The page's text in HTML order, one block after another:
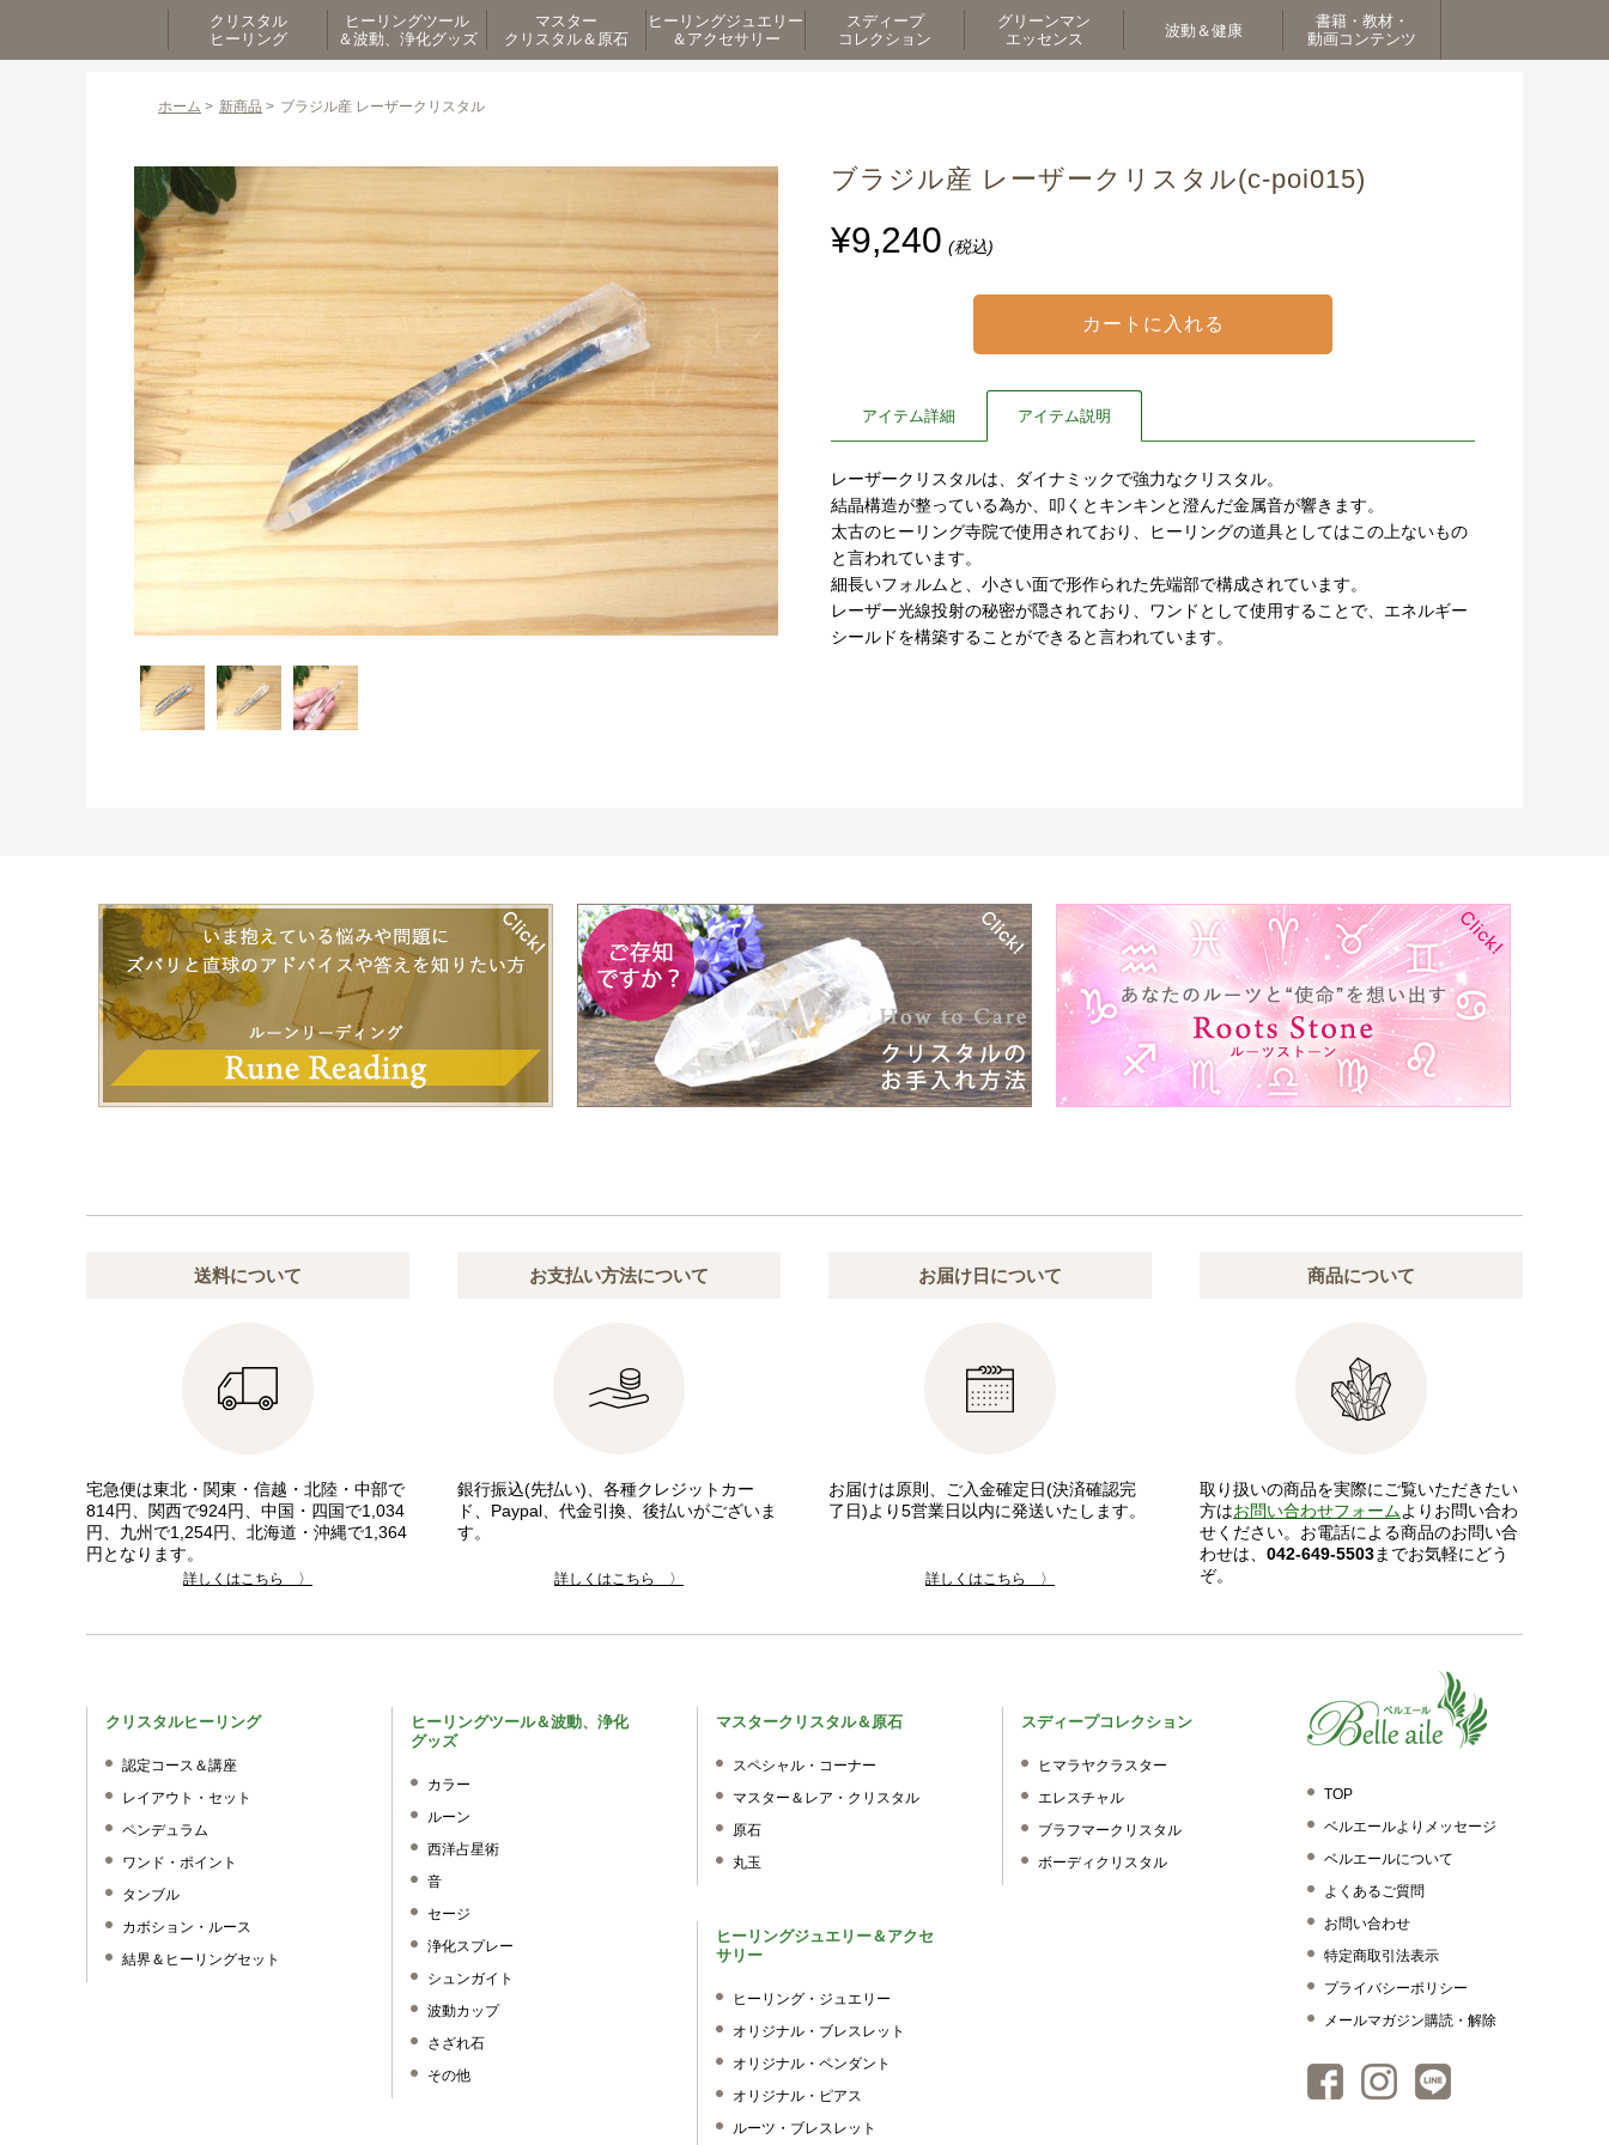
クリスタル
ヒーリング
ヒーリングツール
＆波動、浄化グッズ
マスター
クリスタル＆原石
ヒーリングジュエリー
＆アクセサリー
スディープ
コレクション
グリーンマン
エッセンス
波動＆健康
書籍・教材・
動画コンテンツ
ホーム > 新商品 > ブラジル産 レーザークリスタル
ブラジル産 レーザークリスタル(c-poi015)
¥9,240 (税込)
アイテム詳細 アイテム説明
レーザークリスタルは、ダイナミックで強力なクリスタル。
結晶構造が整っている為か、叩くとキンキンと澄んだ金属音が響きます。
太古のヒーリング寺院で使用されており、ヒーリングの道具としてはこの上ないもの
と言われています。
細長いフォルムと、小さい面で形作られた先端部で構成されています。
レーザー光線投射の秘密が隠されており、ワンドとして使用することで、エネルギー
シールドを構築することができると言われています。
送料について
宅急便は東北・関東・信越・北陸・中部で
814円、関西で924円、中国・四国で1,034
円、九州で1,254円、北海道・沖縄で1,364
円となります。
詳しくはこちら 〉
お支払い方法について
銀行振込(先払い)、各種クレジットカー
ド、Paypal、代金引換、後払いがございま
す。
詳しくはこちら 〉
お届け日について
お届けは原則、ご入金確定日(決済確認完
了日)より5営業日以内に発送いたします。
詳しくはこちら 〉
商品について
取り扱いの商品を実際にご覧いただきたい
方はお問い合わせフォームよりお問い合わ
せください。お電話による商品のお問い合
わせは、 042-649-5503までお気軽にどう
ぞ。
TOP
ベルエールよりメッセージ
ベルエールについて
よくあるご質問
お問い合わせ
特定商取引法表示
プライバシーポリシー
メールマガジン購読・解除
クリスタルヒーリング
認定コース＆講座
レイアウト・セット
ペンデュラム
ワンド・ポイント
タンブル
カボション・ルース
結界＆ヒーリングセット
ヒーリングツール＆波動、浄化
グッズ
カラー
ルーン
西洋占星術
音
セージ
浄化スプレー
シュンガイト
波動カップ
さざれ石
その他
マスタークリスタル＆原石
スペシャル・コーナー
マスター＆レア・クリスタル
原石
丸玉
ヒーリングジュエリー＆アクセ
サリー
ヒーリング・ジュエリー
オリジナル・ブレスレット
オリジナル・ペンダント
オリジナル・ピアス
ルーツ・ブレスレット
スディープコレクション
ヒマラヤクラスター
エレスチャル
ブラフマークリスタル
ボーディクリスタル